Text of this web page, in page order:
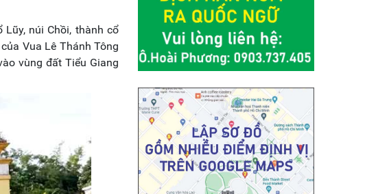
núi Chồi, thành cổ
Vua Lê Thánh Tông
vùng đất Tiểu Giang